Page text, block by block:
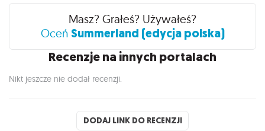
Recenzje
Masz? Grałeś? Używałeś?
Oceń Summerland (edycja polska)
Recenzje na innych portalach
Nikt jeszcze nie dodał recenzji.
DODAJ LINK DO RECENZJI